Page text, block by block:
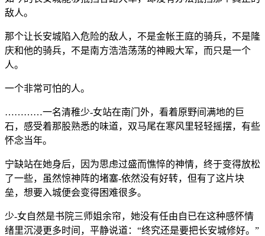
敌人。
那个让长安城陷入危险的敌人，不是金帐王庭的骑兵，不是隆
庆和他的骑兵，不是南方浩浩荡荡的神殿大军，而只是一个
人。
一个非常可怕的人。
…………一名清稚少-女站在南门外，看着原野间满地的巨
石，感受着那股熟悉的味道，双马尾在寒风里轻轻摇摆，有些
怀念当年。
宁缺站在她身后，因为思虑过盛而憔悴的神情，终于变得放松
了一些，虽然惊神阵的堵塞-依然没有好转，但有了这片块
垒，想要入城便会变得困难很多。
少-女自然是书院三师姐余帘，她没有任由自已在这种感怀情
绪里沉浸更多时间，平静说道：“终究还是要把长安城修好。”